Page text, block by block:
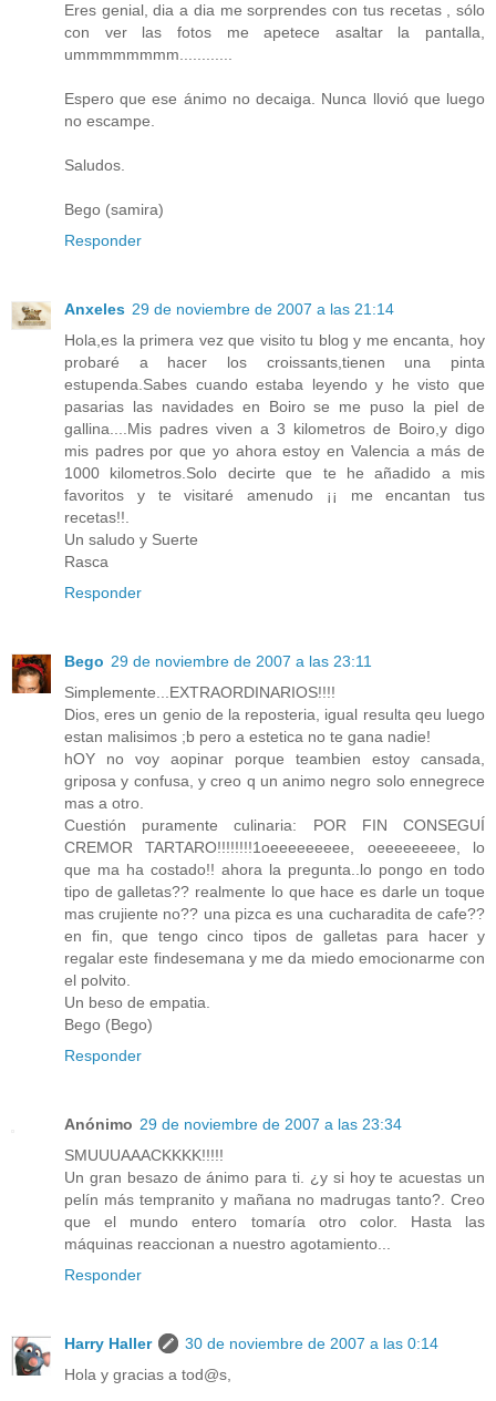
Eres genial, dia a dia me sorprendes con tus recetas , sólo
con ver las fotos me apetece asaltar la pantalla,
ummmmmmmm............
Espero que ese ánimo no decaiga. Nunca llovió que luego
no escampe.
Saludos.
Bego (samira)
Responder
Anxeles 29 de noviembre de 2007 a las 21:14
Hola,es la primera vez que visito tu blog y me encanta, hoy
probaré a hacer los croissants,tienen una pinta
estupenda.Sabes cuando estaba leyendo y he visto que
pasarias las navidades en Boiro se me puso la piel de
gallina....Mis padres viven a 3 kilometros de Boiro,y digo
mis padres por que yo ahora estoy en Valencia a más de
1000 kilometros.Solo decirte que te he añadido a mis
favoritos y te visitaré amenudo ¡¡ me encantan tus
recetas!!.
Un saludo y Suerte
Rasca
Responder
Bego 29 de noviembre de 2007 a las 23:11
Simplemente...EXTRAORDINARIOS!!!!
Dios, eres un genio de la reposteria, igual resulta qeu luego
estan malisimos ;b pero a estetica no te gana nadie!
hOY no voy aopinar porque teambien estoy cansada,
griposa y confusa, y creo q un animo negro solo ennegrece
mas a otro.
Cuestión puramente culinaria: POR FIN CONSEGUÍ
CREMOR TARTARO!!!!!!!!1oeeeeeeeee, oeeeeeeeee, lo
que ma ha costado!! ahora la pregunta..lo pongo en todo
tipo de galletas?? realmente lo que hace es darle un toque
mas crujiente no?? una pizca es una cucharadita de cafe??
en fin, que tengo cinco tipos de galletas para hacer y
regalar este findesemana y me da miedo emocionarme con
el polvito.
Un beso de empatia.
Bego (Bego)
Responder
Anónimo 29 de noviembre de 2007 a las 23:34
SMUUUAAACKKKK!!!!!
Un gran besazo de ánimo para ti. ¿y si hoy te acuestas un
pelín más tempranito y mañana no madrugas tanto?. Creo
que el mundo entero tomaría otro color. Hasta las
máquinas reaccionan a nuestro agotamiento...
Responder
Harry Haller
30 de noviembre de 2007 a las 0:14
Hola y gracias a tod@s,